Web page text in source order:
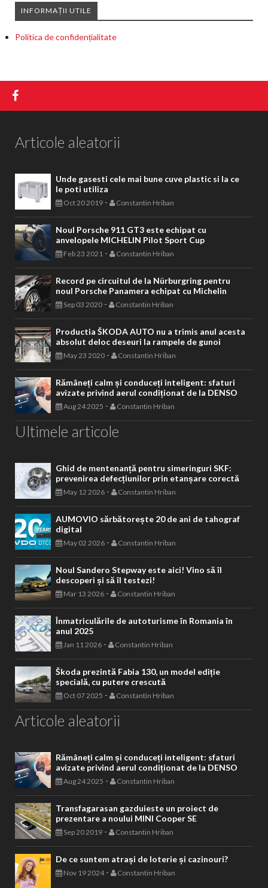
INFORMAȚII UTILE
Politica de confidențialitate
Articole aleatorii
Unde gasesti cele mai bune cuve plastic si la ce
le poti utiliza
Oct 20 2019 - Constantin Hriban
Noul Porsche 911 GT3 este echipat cu
anvelopele MICHELIN Pilot Sport Cup
Feb 23 2021 - Constantin Hriban
Record pe circuitul de la Nürburgring pentru
noul Porsche Panamera echipat cu Michelin
Sep 03 2020 - Constantin Hriban
Productia ŠKODA AUTO nu a trimis anul acesta
absolut deloc deseuri la rampele de gunoi
May 23 2020 - Constantin Hriban
Rămâneți calm și conduceți inteligent: sfaturi
avizate privind aerul condiționat de la DENSO
Aug 24 2025 - Constantin Hriban
Ultimele articole
Ghid de mentenanță pentru simeringuri SKF:
prevenirea defecțiunilor prin etanșare corectă
May 12 2026 - Constantin Hriban
AUMOVIO sărbătorește 20 de ani de tahograf
digital
May 02 2026 - Constantin Hriban
Noul Sandero Stepway este aici! Vino să îl
descoperi și să îl testezi!
Mar 13 2026 - Constantin Hriban
Înmatriculările de autoturisme în Romania în
anul 2025
Jan 11 2026 - Constantin Hriban
Škoda prezintă Fabia 130, un model ediție
specială, cu putere crescută
Oct 07 2025 - Constantin Hriban
Articole aleatorii
Rămâneți calm și conduceți inteligent: sfaturi
avizate privind aerul condiționat de la DENSO
Aug 24 2025 - Constantin Hriban
Transfagarasan gazduieste un proiect de
prezentare a noului MINI Cooper SE
Sep 20 2019 - Constantin Hriban
De ce suntem atrași de loterie și cazinouri?
Nov 19 2024- Constantin Hriban